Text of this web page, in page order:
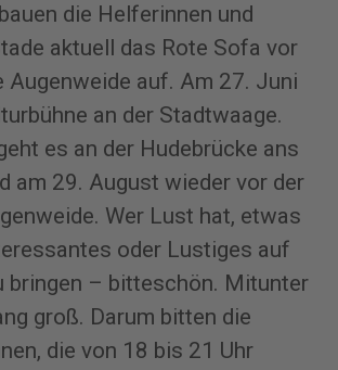
die Helferinnen und
aktuell das Rote Sofa vor
Augenweide auf. Am 27. Juni
an der Stadtwaage.
es an der Hudebrücke ans
am 29. August wieder vor der
Wer Lust hat, etwas
oder Lustiges auf
bringen – bitteschön. Mitunter
groß. Darum bitten die
die von 18 bis 21 Uhr